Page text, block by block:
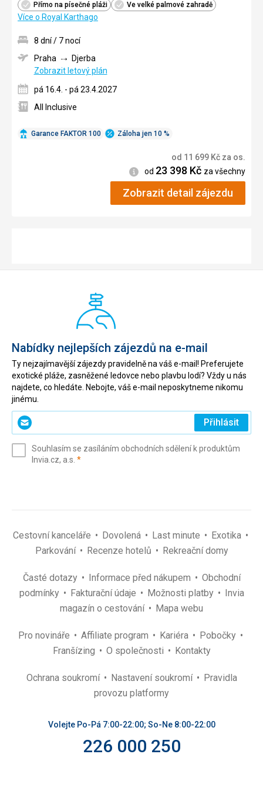
Přímo na písečné pláži Ve velké palmové zahradě
Více o Royal Karthago
Garance FAKTOR 100 Záloha jen 10 %
8 dní / 7 nocí
Praha
Djerba
Zobrazit letový plán
pá 16.4. - pá 23.4.2027
All Inclusive
od 11 699 Kč za os.
Informace
od 23 398 Kč za všechny
Zobrazit detail zájezdu
Nabídky nejlepších zájezdů na e-mail
Ty nejzajímavější zájezdy pravidelně na váš e-mail! Preferujete
exotické pláže, zasněžené ledovce nebo plavbu lodí? Vždy u nás
najdete, co hledáte. Nebojte, váš e-mail neposkytneme nikomu
jinému.
Zadejte
svůj
(povinné)
Přihlásit
Souhlasím se zasíláním obchodních sdělení k produktům
Invia.cz, a.s. *(povinné)
Cestovní kanceláře Dovolená Last minute
Exotika
Parkování
Recenze hotelů Rekreační domy
Časté dotazy Informace před nákupem
Obchodní
podmínky
Fakturační údaje Možnosti platby
Invia
magazín o cestování
Mapa webu
Pro novináře Affiliate program Kariéra
Pobočky
Franšízing
O společnosti Kontakty
Ochrana soukromí Nastavení soukromí
Pravidla
provozu platformy
Volejte Po-Pá 7:00-22:00; So-Ne 8:00-22:00
226 000 250